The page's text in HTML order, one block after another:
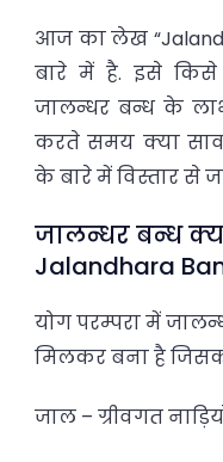
आज का लेख
बारे में है. इसे किसे
जालन्धर बन्ध के
करते समय क्या
के बारे में विस्तार से
जालन्धर बन्ध
Jalandhara
योग परम्परा में
मिलकर बना है
जाल – ग्रीवगत